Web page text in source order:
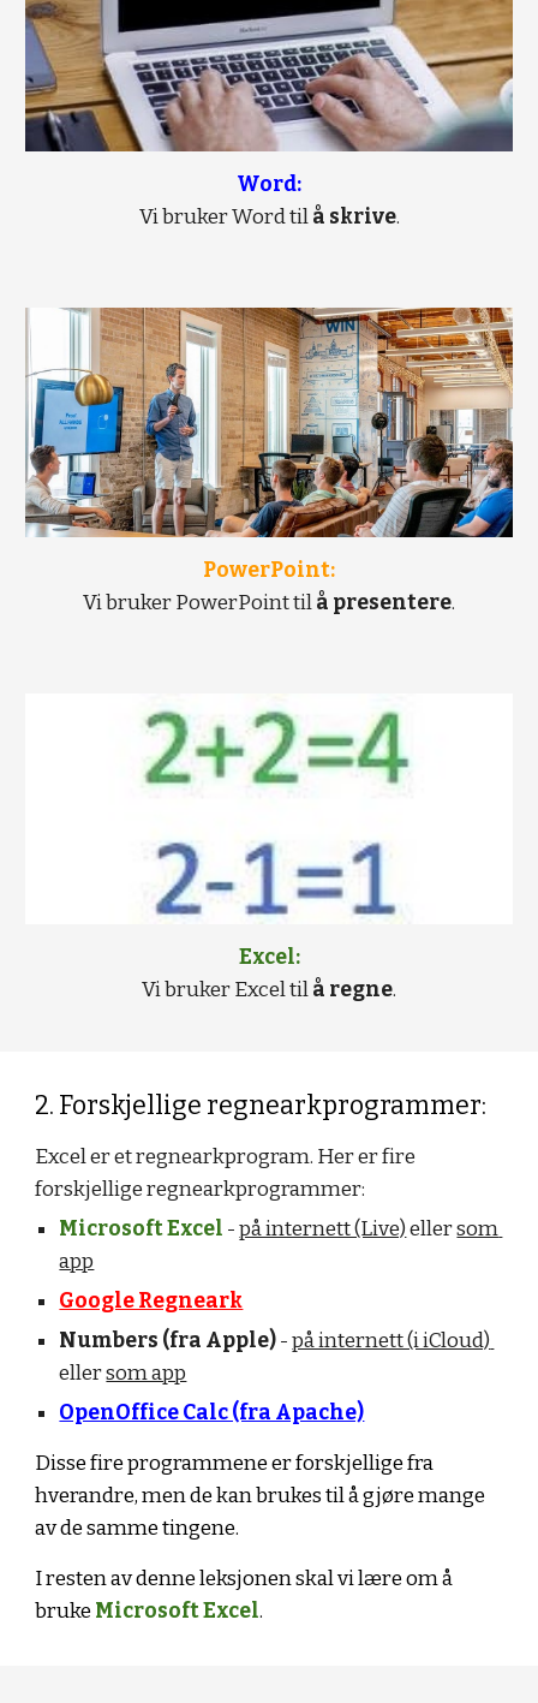
Word:
Vi bruker Word til å skrive.
PowerPoint:
Vi bruker PowerPoint til å presentere.
Excel:
Vi bruker Excel til å regne.
2. Forskjellige regnearkprogrammer:
Excel er et regnearkprogram. Her er fire
forskjellige regnearkprogrammer:
Microsoft Excel - på internett (Live) eller som
app
Google Regneark
Numbers (fra Apple) -
eller som app
OpenOffice Calc (fra Apache)
Disse fire programmene er forskjellige fra
hverandre, men de kan brukes til å gjøre mange
av de samme tingene.
I resten av denne leksjonen skal vi lære om å
bruke Microsoft Excel.